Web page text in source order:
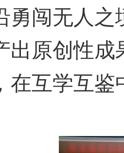
勇闯无人
出原创性
在互学互